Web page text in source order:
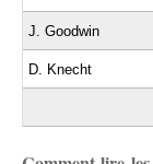
J. Goodwin
D. Knecht